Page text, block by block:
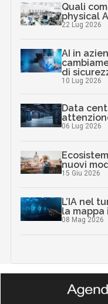
Quali
physical
22 Lug 2026
AI in
di
10 Lug 2026
Data
06 Lug 2026
nuovi
15 Giu 2026
L’IA nel
la
08 Mag 2026